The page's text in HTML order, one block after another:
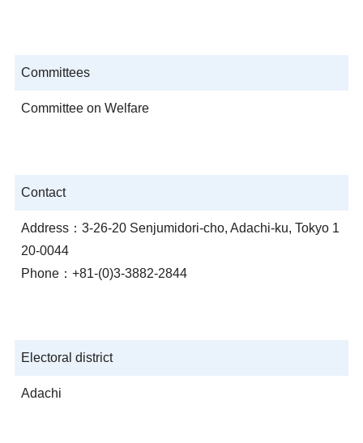
Committees
Committee on Welfare
Contact
Address：3-26-20 Senjumidori-cho, Adachi-ku, Tokyo 1
20-0044
Phone：+81-(0)3-3882-2844
Electoral district
Adachi